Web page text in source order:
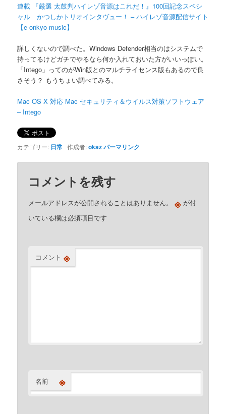
連載 『厳選 太鼓判ハイレゾ音源はこれだ！』100回記念スペシ
ャル かつしかトリオインタヴュー！ – ハイレゾ音源配信サイト
【e-onkyo music】
詳しくないので調べた。Windows Defender相当のはシステムで
持ってるけどガチでやるなら何か入れておいた方がいいっぽい。
「Intego」ってのがWin版とのマルチライセンス版もあるので良
さそう？ もうちょい調べてみる。
Mac OS X 対応 Mac セキュリティ＆ウイルス対策ソフトウェア
– Intego
カテゴリー: 日常 作成者:okazパーマリンク
コメントを残す
メールアドレスが公開されることはありません。 ※ が付
いている欄は必須項目です
コメント ※
名前 ※